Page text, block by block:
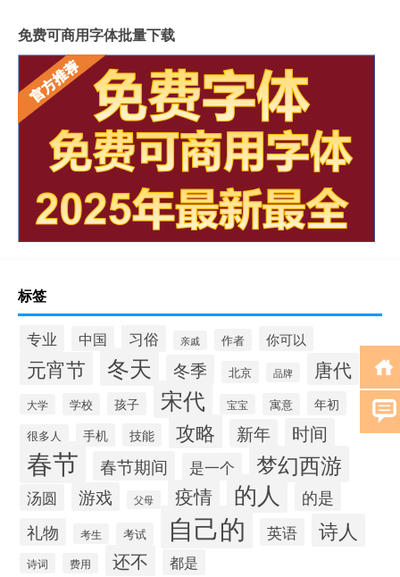
免费可商用字体批量下载
标签
专业 中国 习俗 亲戚 作者 你可以
元宵节 冬天 冬季 北京 品牌 唐代
大学 学校 孩子 宋代 宝宝 寓意 年初
很多人 手机 技能 攻略 新年 时间
春节 春节期间 是一个 梦幻西游
汤圆 游戏 父母 疫情 的人 的是
礼物 考生 考试 自己的 英语 诗人
诗词 费用 还不 都是